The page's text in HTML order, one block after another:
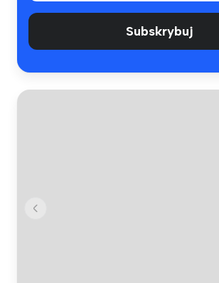
Subskrybuj